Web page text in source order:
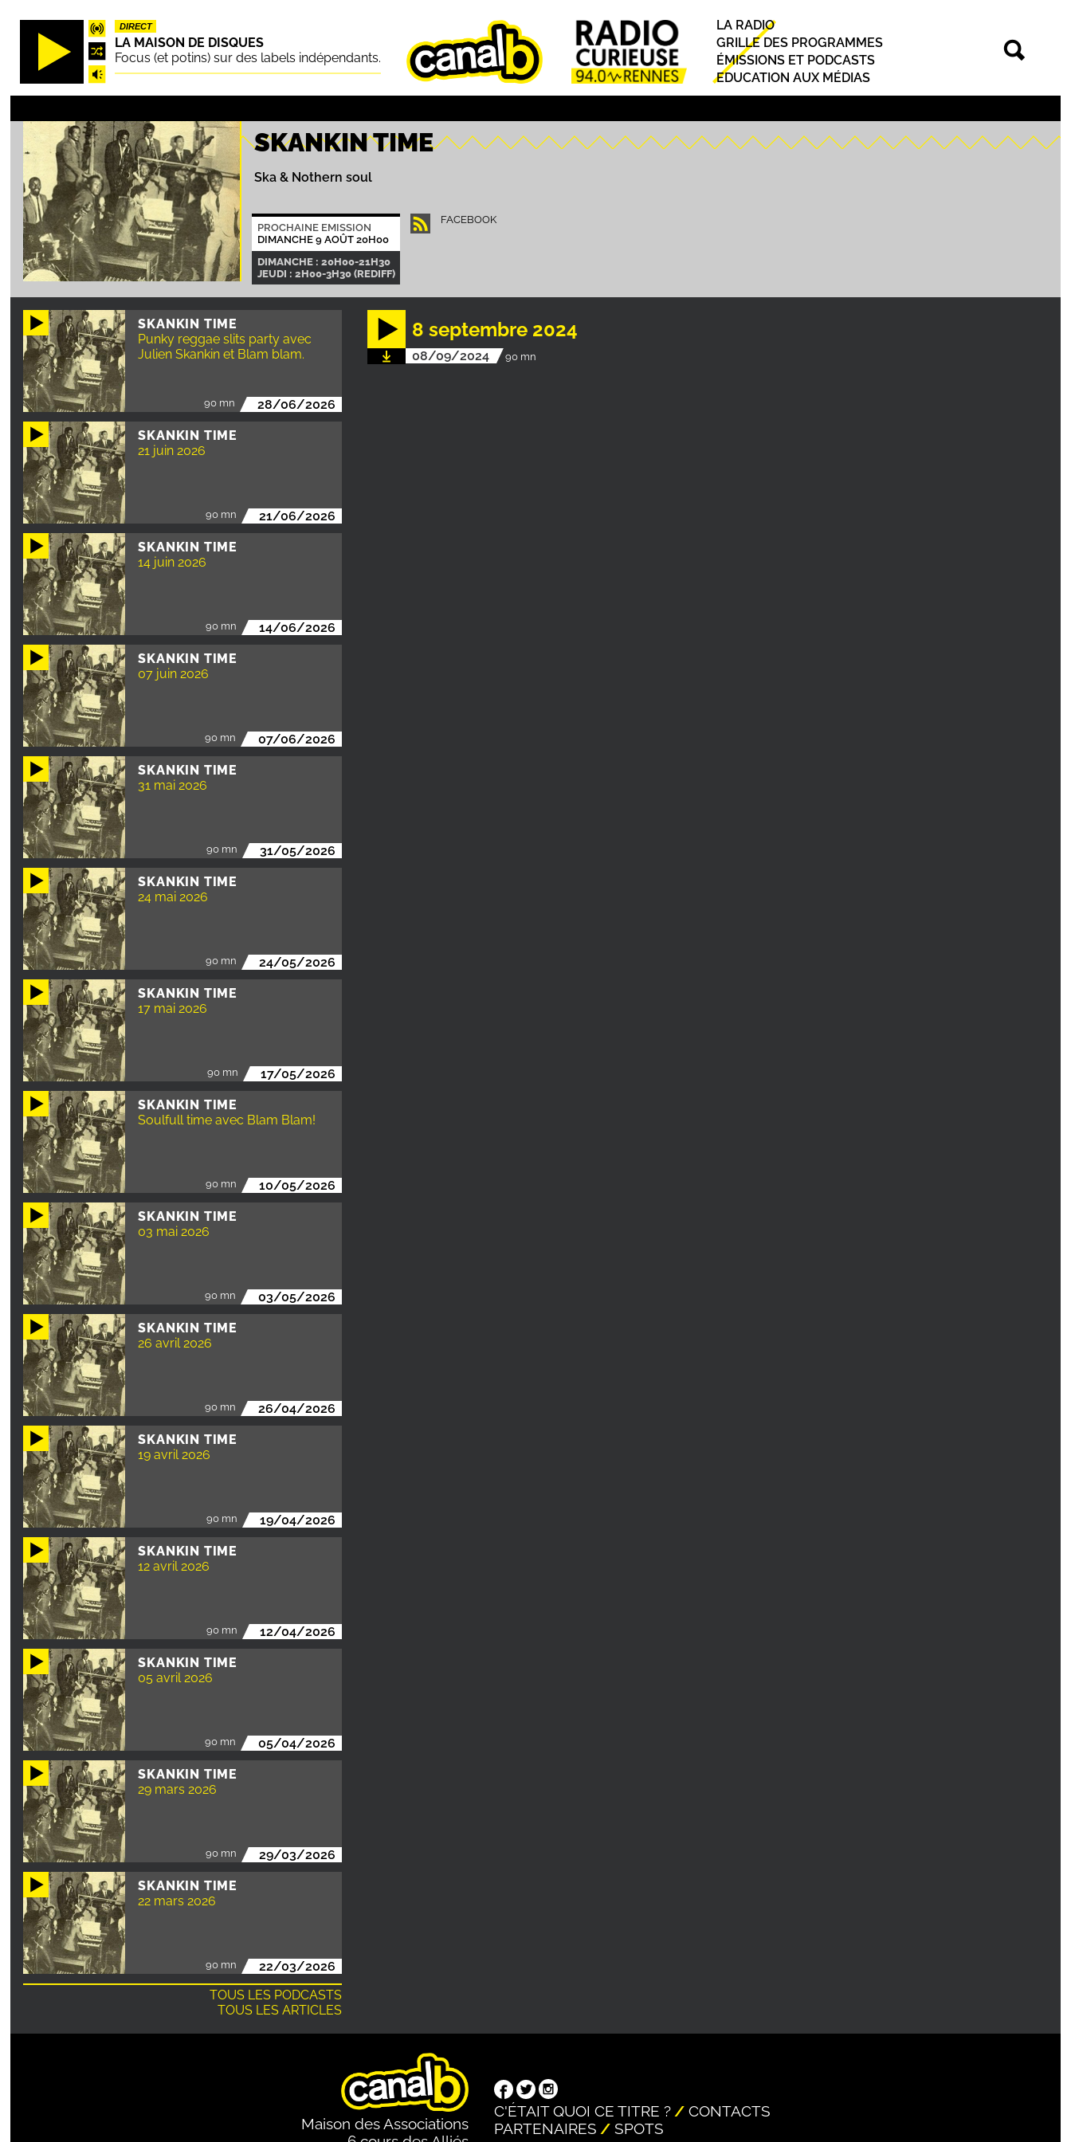
Aller
principal
DIRECT
LA MAISON DE DISQUES
Focus (et potins) sur des labels indépendants.
Principal
LA RADIO
GRILLE DES PROGRAMMES
ÉMISSIONS ET PODCASTS
EDUCATION AUX MÉDIAS
SKANKIN TIME
Ska & Nothern soul
PROCHAINE EMISSION
DIMANCHE 9 AOÛT 20H00
DIMANCHE : 20H00-21H30
JEUDI : 2H00-3H30 (REDIFF)
FACEBOOK
SKANKIN TIME
Punky reggae slits party avec
Julien Skankin et Blam blam.
90 mn 28/06/2026
SKANKIN TIME
21 juin 2026
90 mn 21/06/2026
SKANKIN TIME
14 juin 2026
90 mn 14/06/2026
SKANKIN TIME
07 juin 2026
90 mn 07/06/2026
SKANKIN TIME
31 mai 2026
90 mn 31/05/2026
SKANKIN TIME
24 mai 2026
90 mn 24/05/2026
SKANKIN TIME
17 mai 2026
90 mn 17/05/2026
SKANKIN TIME
Soulfull time avec Blam Blam!
90 mn 10/05/2026
SKANKIN TIME
03 mai 2026
90 mn 03/05/2026
SKANKIN TIME
26 avril 2026
90 mn 26/04/2026
SKANKIN TIME
19 avril 2026
90 mn 19/04/2026
SKANKIN TIME
12 avril 2026
90 mn 12/04/2026
SKANKIN TIME
05 avril 2026
90 mn 05/04/2026
SKANKIN TIME
29 mars 2026
90 mn 29/03/2026
SKANKIN TIME
22 mars 2026
90 mn
22/03/2026
TOUS LES PODCASTS
TOUS LES ARTICLES
8 septembre 2024
08/09/2024 90 mn
Maison des Associations
C'ÉTAIT QUOI CE TITRE ?
CONTACTS
PARTENAIRES
SPOTS